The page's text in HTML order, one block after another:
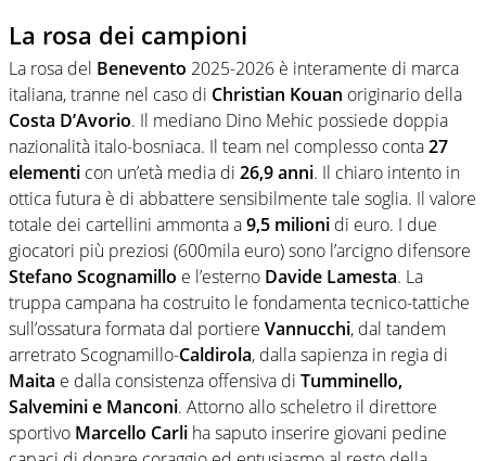
La rosa dei campioni
La rosa del Benevento 2025-2026 è interamente di marca
italiana, tranne nel caso di Christian Kouan originario della
Costa D’Avorio. Il mediano Dino Mehic possiede doppia
nazionalità italo-bosniaca. Il team nel complesso conta27
elementi con un’età media di 26,9 anni. Il chiaro intento in
ottica futura è di abbattere sensibilmente tale soglia. Il valore
totale dei cartellini ammonta a9,5 milioni di euro. I due
giocatori più preziosi (600mila euro) sono l’arcigno difensore
Stefano Scognamillo e l’esterno Davide Lamesta. La
truppa campana ha costruito le fondamenta tecnico-tattiche
sull’ossatura formata dal portiere Vannucchi, dal tandem
arretrato Scognamillo-Caldirola, dalla sapienza in regia di
Maita e dalla consistenza offensiva di Tumminello,
Salvemini e Manconi. Attorno allo scheletro il direttore
sportivo Marcello Carli ha saputo inserire giovani pedine